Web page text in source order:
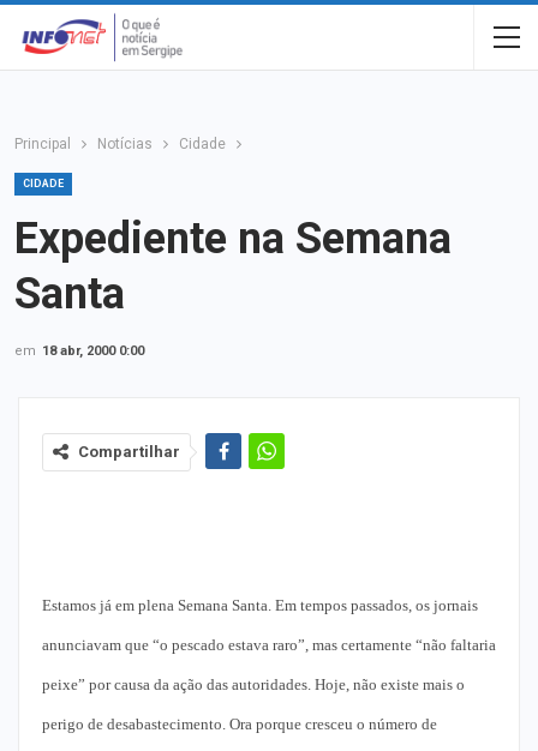
Principal Notícias Cidade
CIDADE
Expediente na Semana
Santa
em 18 abr, 2000 0:00
Compartilhar
Estamos já em plena Semana Santa. Em tempos passados, os jornais
anunciavam que “o pescado estava raro”, mas certamente “não faltaria
peixe” por causa da ação das autoridades. Hoje, não existe mais o
perigo de desabastecimento. Ora porque cresceu o número de